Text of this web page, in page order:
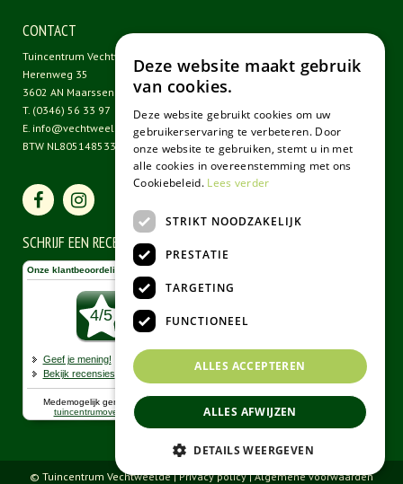
CONTACT
Tuincentrum Vechtweelde
Herenweg 35
3602 AN Maarssen
T. (0346) 56 33 97
E. info@vechtweelde.nl
BTW NL805148533B01
SCHRIJF EEN RECENSIE
© Tuincentrum Vechtweelde |Privacy policy|Algemene voorwaarden
Deze website maakt gebruik
van cookies.
Deze website gebruikt cookies om uw
gebruikerservaring te verbeteren. Door
onze website te gebruiken, stemt u in met
alle cookies in overeenstemming met ons
Cookiebeleid. Lees verder
STRIKT NOODZAKELIJK
PRESTATIE
TARGETING
FUNCTIONEEL
ALLES ACCEPTEREN
ALLES AFWIJZEN
DETAILS WEERGEVEN